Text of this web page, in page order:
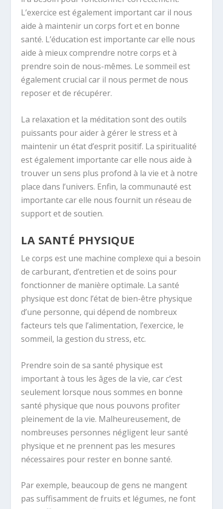
L’exercice est également important car il nous
aide à maintenir un corps fort et en bonne
santé. L’éducation est importante car elle nous
aide à mieux comprendre notre corps et à
prendre soin de nous-mêmes. Le sommeil est
également crucial car il nous permet de nous
reposer et de récupérer.
La relaxation et la méditation sont des outils
puissants pour aider à gérer le stress et à
maintenir un état d’esprit positif. La spiritualité
est également importante car elle nous aide à
trouver un sens plus profond à la vie et à notre
place dans l’univers. Enfin, la communauté est
importante car elle nous fournit un réseau de
support et de soutien.
LA SANTÉ PHYSIQUE
Le corps est une machine complexe qui a besoin
de carburant, d’entretien et de soins pour
fonctionner de manière optimale. La santé
physique est donc l’état de bien-être physique
d’une personne, qui dépend de nombreux
facteurs tels que l’alimentation, l’exercice, le
sommeil, la gestion du stress, etc.
Prendre soin de sa santé physique est
important à tous les âges de la vie, car c’est
seulement lorsque nous sommes en bonne
santé physique que nous pouvons profiter
pleinement de la vie. Malheureusement, de
nombreuses personnes négligent leur santé
physique et ne prennent pas les mesures
nécessaires pour rester en bonne santé.
Par exemple, beaucoup de gens ne mangent
pas suffisamment de fruits et légumes, ne font